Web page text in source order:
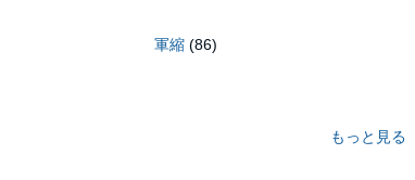
軍縮 (86)
もっと見る